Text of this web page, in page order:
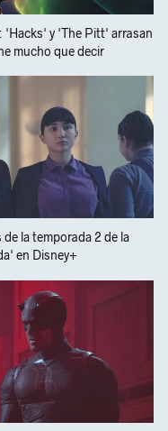
'Hacks' y 'The Pitt' arrasan
mucho que decir
la temporada 2 de la
en Disney+